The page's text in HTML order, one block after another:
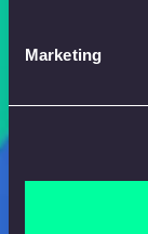
Marketing